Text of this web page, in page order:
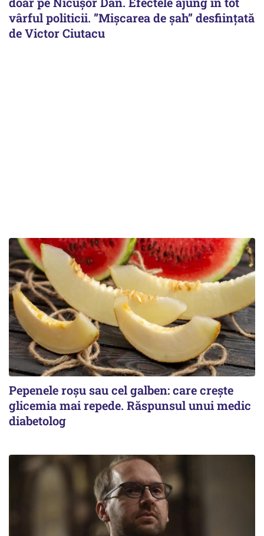
vârful politicii. ”Mișcarea de șah” desființată
de Victor Ciutacu
Pepenele roșu sau cel galben: care crește
glicemia mai repede. Răspunsul unui medic
diabetolog